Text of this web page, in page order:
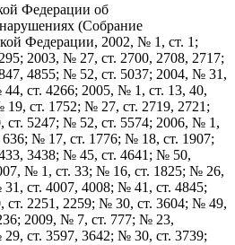
Федерации об
(Собрание
Федерации, 2002, № 1, ст. 1;
2003, № 27, ст. 2700, 2708, 2717;
4855; № 52, ст. 5037; 2004, № 31,
ст. 4266; 2005, № 1, ст. 13, 40,
ст. 1752; № 27, ст. 2719, 2721;
5247; № 52, ст. 5574; 2006, № 1,
№ 17, ст. 1776; № 18, ст. 1907;
3438; № 45, ст. 4641; № 50,
№ 1, ст. 33; № 16, ст. 1825; № 26,
ст. 4007, 4008; № 41, ст. 4845;
2251, 2259; № 30, ст. 3604; № 49,
2009, № 7, ст. 777; № 23,
ст. 3597, 3642; № 30, ст. 3739;